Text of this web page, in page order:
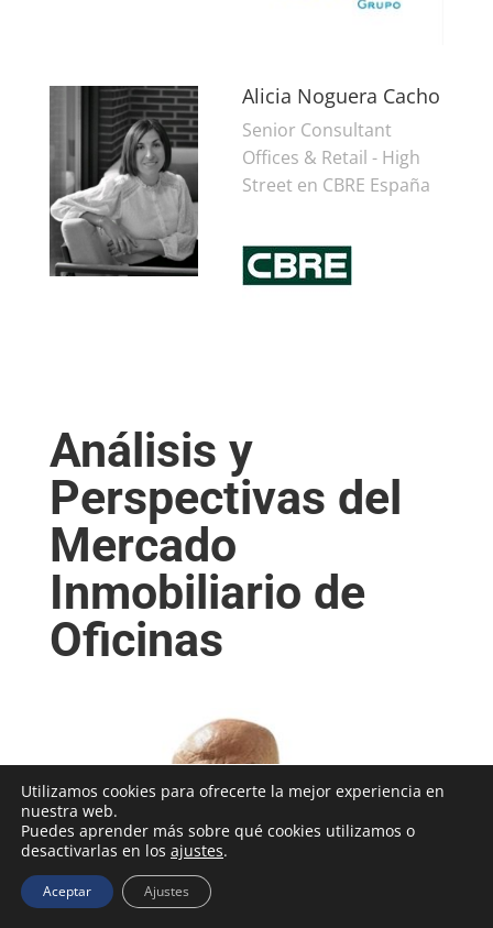
Alicia Noguera Cacho
Senior Consultant
Offices & Retail - High
Street en CBRE España
Análisis y
Perspectivas del
Mercado
Inmobiliario de
Oficinas
Utilizamos cookies para ofrecerte la mejor experiencia en
nuestra web.
Puedes aprender más sobre qué cookies utilizamos o
desactivarlas en los ajustes.
Aceptar Ajustes